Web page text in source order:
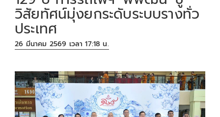
วิสัยทัศน์มุ่งยกระดับระบบรางทั่ว
ประเทศ
26 มีนาคม 2569 เวลา 17:18 น.